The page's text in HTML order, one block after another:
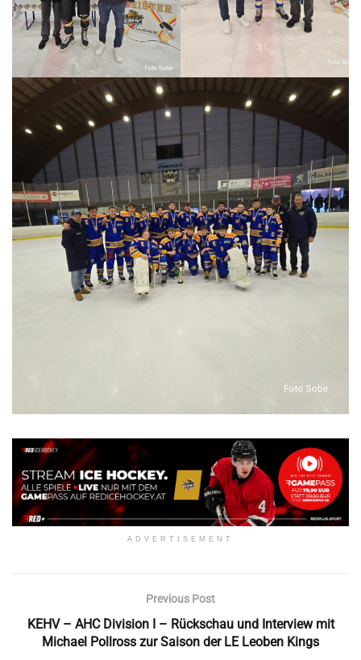
ADVERTISEMENT
Previous Post
KEHV – AHC Division I – Rückschau und Interview mit
Michael Pollross zur Saison der LE Leoben Kings